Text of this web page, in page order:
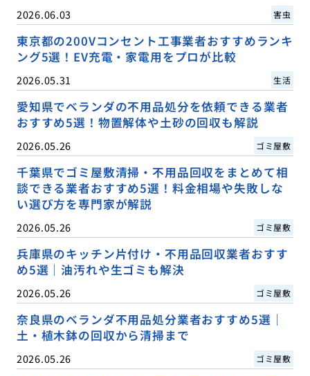
2026.06.03 害虫
東京都の200Vコンセント工事業者おすすめランキ
ング5選！EV充電・家電用をプロが比較
2026.05.31 生活
愛知県でベランダの不用品処分を依頼できる業者
おすすめ5選！物置解体や土砂の回収も解説
2026.05.26 ゴミ屋敷
千葉県でゴミ屋敷清掃・不用品回収をまとめて相
談できる業者おすすめ5選！料金相場や失敗しな
い選び方を専門家が解説
2026.05.26 ゴミ屋敷
兵庫県のキッチン片付け・不用品回収業者おすす
め5選｜油汚れや生ゴミも解決
2026.05.26 ゴミ屋敷
奈良県のベランダ不用品処分業者おすすめ5選｜
土・植木鉢の回収から清掃まで
2026.05.26 ゴミ屋敷